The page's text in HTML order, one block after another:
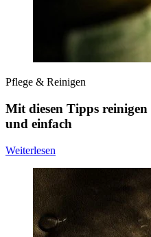
Pflege & Reinigen
Mit diesen Tipps
und einfach
Weiterlesen